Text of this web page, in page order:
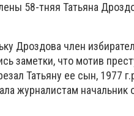
58-тняя Татьяна
Дроздова член
заметки, что мотив
Татьяну ее сын, 1977
журналистам начальник